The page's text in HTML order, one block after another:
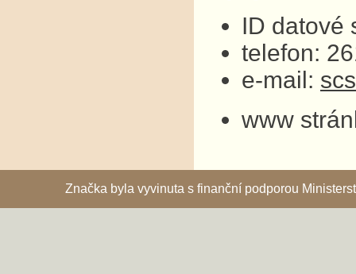
ID datové
telefon:
e-mail:
www
Značka byla vyvinuta s finanční podporou